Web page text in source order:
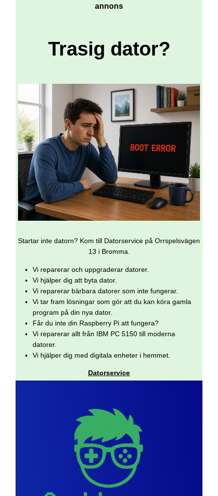
annons
Trasig dator?
Startar inte datorn? Kom till Datorservice på Orrspelsvägen
13 i Bromma.
Vi reparerar och uppgraderar datorer.
Vi hjälper dig att byta dator.
Vi reparerar bärbara datorer som inte fungerar.
Vi tar fram lösningar som gör att du kan köra gamla
program på din nya dator.
Får du inte din Raspberry Pi att fungera?
Vi reparerar allt från IBM PC 5150 till moderna
datorer.
Vi hjälper dig med digitala enheter i hemmet.
Datorservice